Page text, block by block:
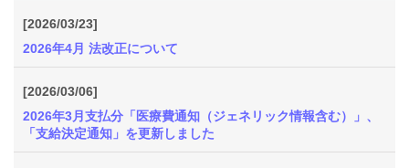
[2026/03/23]
2026年4月 法改正について
[2026/03/06]
2026年3月支払分「医療費通知（ジェネリック情報含む）」、
「支給決定通知」を更新しました